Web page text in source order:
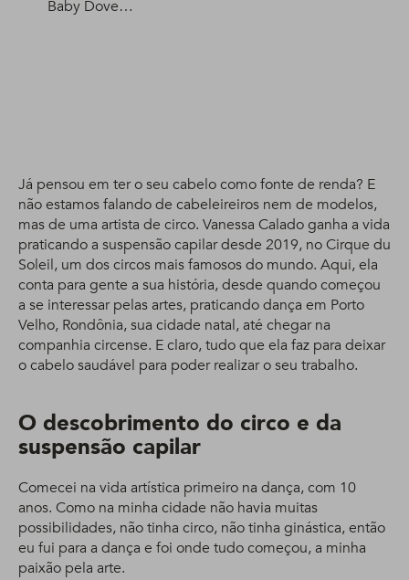
Baby Dove
Já pensou em ter o seu cabelo como fonte de renda? E
não estamos falando de cabeleireiros nem de modelos,
mas de uma artista de circo. Vanessa Calado ganha a vida
praticando a suspensão capilar desde 2019, no Cirque du
Soleil, um dos circos mais famosos do mundo. Aqui, ela
conta para gente a sua história, desde quando começou
a se interessar pelas artes, praticando dança em Porto
Velho, Rondônia, sua cidade natal, até chegar na
companhia circense. E claro, tudo que ela faz para deixar
o cabelo saudável para poder realizar o seu trabalho.
O descobrimento do circo e da
suspensão capilar
Comecei na vida artística primeiro na dança, com 10
anos. Como na minha cidade não havia muitas
possibilidades, não tinha circo, não tinha ginástica, então
eu fui para a dança e foi onde tudo começou, a minha
paixão pela arte.